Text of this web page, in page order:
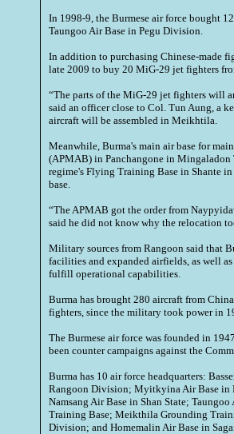
In 1998-9, the Burmese air force bought
Taungoo Air Base in Pegu Division.
In addition to purchasing Chinese-made
late 2009 to buy 20 MiG-29 jet fighters
“The parts of the MiG-29 jet fighters will
said an officer close to Col. Tun Aung, a
aircraft will be assembled in Meikhtila.
Meanwhile, Burma's main air base for
(APMAB) in Panchangone in Mingaladon
regime's Flying Training Base in Shante
base.
“The APMAB got the order from
said he did not know why the relocation
Military sources from Rangoon said that
facilities and expanded airfields, as well
fulfill operational capabilities.
Burma has brought 280 aircraft from
fighters, since the military took power in
The Burmese air force was founded in
been counter campaigns against the
Burma has 10 air force headquarters:
Rangoon Division; Myitkyina Air Base in
Namsang Air Base in Shan State;
Training Base; Meikthila Grounding
Division; and Homemalin Air Base in